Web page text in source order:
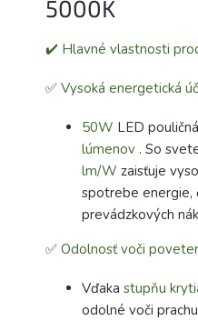
5000K
✔️ Hlavné vlastnosti
✅ Vysoká energetická
50W LED
lúmenov . So
lm/W zaisťuje
spotrebe energie,
prevádzkových
✅ Odolnosť voči
Vďaka stupňu
odolné voči